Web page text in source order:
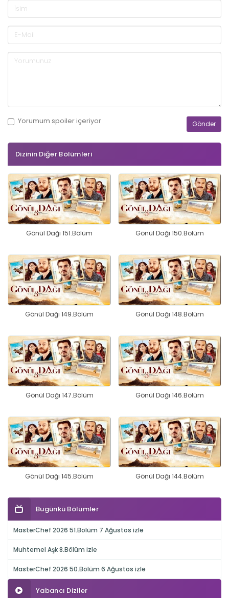
Yorumum spoileriçeriyor
Dizinin Diğer Bölümleri
Gönül Dağı 151.Bölüm Gönül Dağı 150.Bölüm
Gönül Dağı 149.Bölüm Gönül Dağı 148.Bölüm
Gönül Dağı 147.Bölüm Gönül Dağı 146.Bölüm
Gönül Dağı 145.Bölüm Gönül Dağı 144.Bölüm
Bugünkü Bölümler
MasterChef 2026 51.Bölüm 7 Ağustos izle
Muhtemel Aşk 8.Bölüm izle
MasterChef 2026 50.Bölüm 6 Ağustos izle
Yabancı Diziler